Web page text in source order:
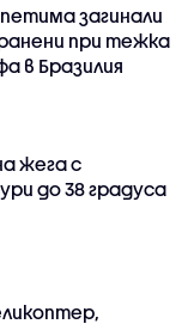
загинали
при тежка
в Бразилия
жега с
до 38 градуса